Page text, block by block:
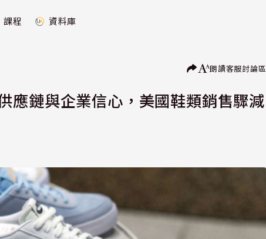
課程 資料庫
朗讀客服討論區
應鏈與企業信心，美國鞋類銷售驟減